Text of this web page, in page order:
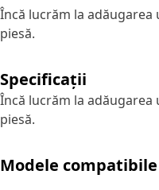
Încă lucrăm la
piesă.
Specificații
Încă lucrăm la
piesă.
Modele compatibile